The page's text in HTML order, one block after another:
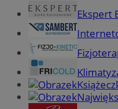
Ekspert